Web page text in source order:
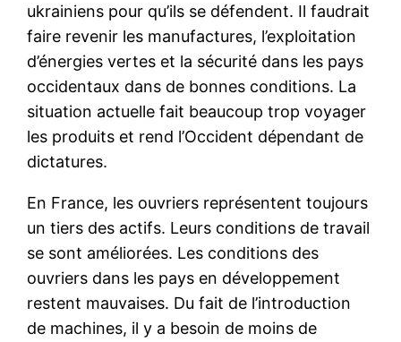
ukrainiens pour qu’ils se défendent. Il faudrait
faire revenir les manufactures, l’exploitation
d’énergies vertes et la sécurité dans les pays
occidentaux dans de bonnes conditions. La
situation actuelle fait beaucoup trop voyager
les produits et rend l’Occident dépendant de
dictatures.
En France, les ouvriers représentent toujours
un tiers des actifs. Leurs conditions de travail
se sont améliorées. Les conditions des
ouvriers dans les pays en développement
restent mauvaises. Du fait de l’introduction
de machines, il y a besoin de moins de